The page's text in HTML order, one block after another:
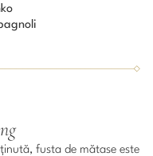
fusta de mătase este